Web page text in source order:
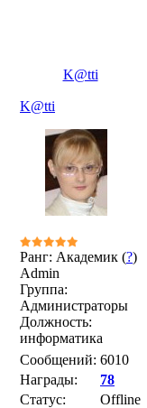
K@tti
K@tti
Ранг: Академик (?)
Admin
Группа:
Администраторы
Должность:
информатика
Сообщений: 6010
Награды:
78
Статус:
Offline